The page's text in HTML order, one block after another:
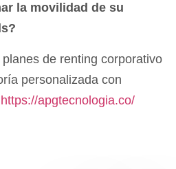
la movilidad de su
de renting corporativo
personalizada con
https://apgtecnologia.co/